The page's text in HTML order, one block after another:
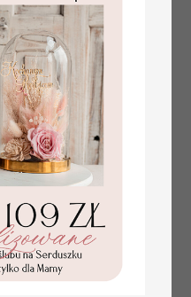
Promocja:
10 PLN / 13.00 PLN